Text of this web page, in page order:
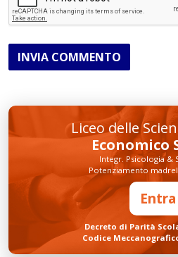
INVIA COMMENTO
Liceo delle
Economico
Integr. Psicologia &
Potenziamento
Entra
Decreto di Parità
Codice